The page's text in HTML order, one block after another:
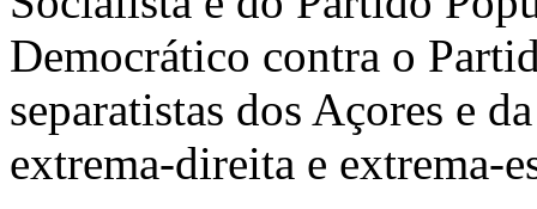
Democrático contra o
separatistas dos Açores e
extrema-direita e extrema-